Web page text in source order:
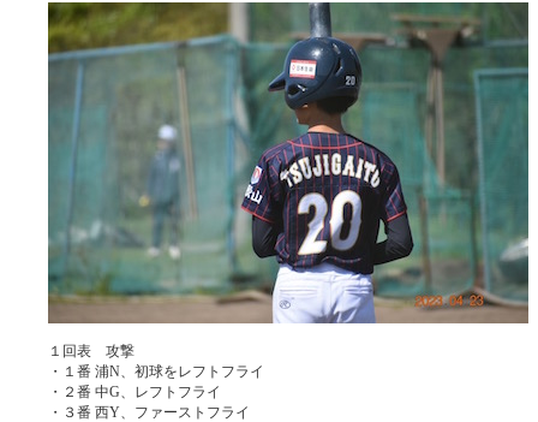
１回表 攻撃
・１番 浦N、初球をレフトフライ
・２番 中G、レフトフライ
・３番 西Y、ファーストフライ